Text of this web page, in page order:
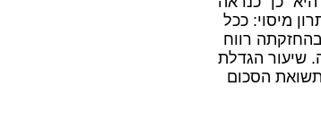
מיסוי: ככל
רווח
שיעור הגדלת
הסכום